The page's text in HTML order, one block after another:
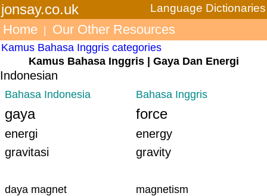
jonsay.co.uk Language Dictionaries
Home Our Other Resources
Kamus Bahasa Inggris categories
Kamus Bahasa Inggris | Gaya Dan Energi
Indonesian
Bahasa Indonesia Bahasa Inggris
gaya force
energi
energy
gravitasi
gravity
daya magnet magnetism